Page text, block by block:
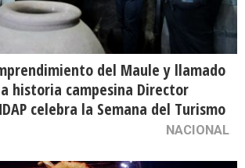
del Maule y llamado
historia campesina Director
celebra la Semana del Turismo
NACIONAL